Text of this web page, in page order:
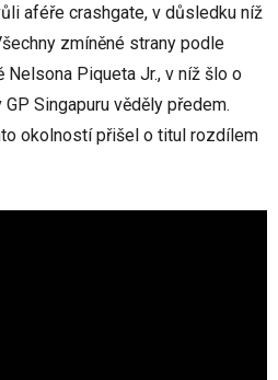
aféře crashgate, v důsledku níž
zmíněné strany podle
Nelsona Piqueta Jr., v níž šlo o
Singapuru věděly předem.
okolností přišel o titul rozdílem